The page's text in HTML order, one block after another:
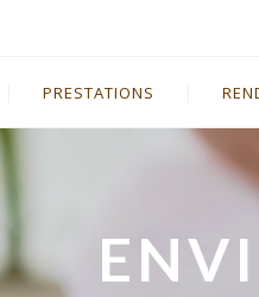
PRESTATIONS